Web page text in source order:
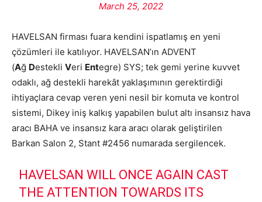
March 25, 2022
HAVELSAN firması fuara kendini ispatlamış en yeni
çözümleri ile katılıyor. HAVELSAN’ın ADVENT
(Ağ Destekli Veri Entegre) SYS; tek gemi yerine kuvvet
odaklı, ağ destekli harekât yaklaşımının gerektirdiği
ihtiyaçlara cevap veren yeni nesil bir komuta ve kontrol
sistemi, Dikey iniş kalkış yapabilen bulut altı insansız hava
aracı BAHA ve insansız kara aracı olarak geliştirilen
Barkan Salon 2, Stant #2456 numarada sergilencek.
HAVELSAN WILL ONCE AGAIN CAST
THE ATTENTION TOWARDS ITS